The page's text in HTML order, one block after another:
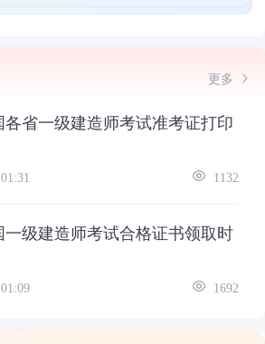
更多
各省一级建造师考试准考证打印
1132
一级建造师考试合格证书领取时
1692